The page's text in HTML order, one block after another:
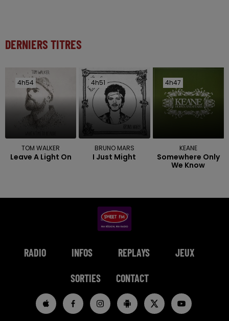
DERNIERS TITRES
4h54
4h54
TOM WALKER
Leave A Light On
4h51
4h51
BRUNO MARS
I Just Might
4h47
4h47
KEANE
Somewhere Only
We Know
RADIO INFOS REPLAYS JEUX
SORTIES CONTACT